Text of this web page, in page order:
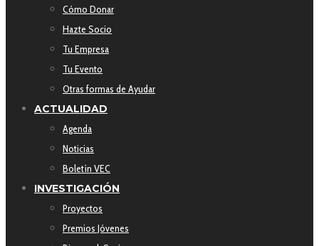
Cómo Donar
Hazte Socio
Tu Empresa
Tu Evento
Otras formas de Ayudar
ACTUALIDAD
Agenda
Noticias
Boletín VEC
INVESTIGACIÓN
Proyectos
Premios Jóvenes